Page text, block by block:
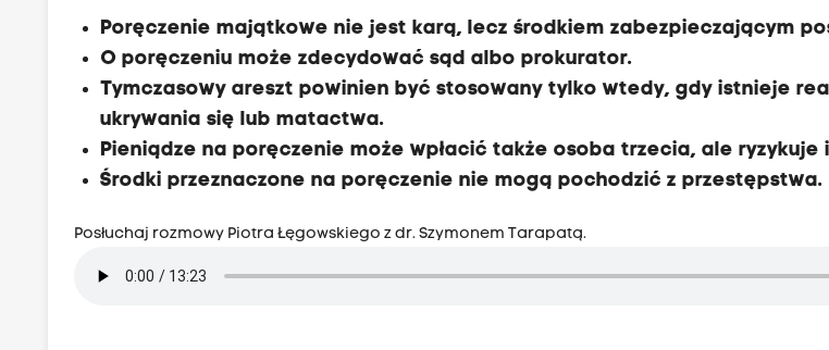
Poręczenie majątkowe nie jest karą, lecz środkiem zabezpieczającym
O poręczeniu może zdecydować sąd albo prokurator.
Tymczasowy areszt powinien być stosowany tylko wtedy, gdy istnieje
ukrywania się lub matactwa.
Pieniądze na poręczenie może wpłacić także osoba trzecia, ale ryzykuje
Środki przeznaczone na poręczenie nie mogą pochodzić z przestępstwa.
Posłuchaj rozmowy Piotra Łęgowskiego z dr. Szymonem Tarapatą.